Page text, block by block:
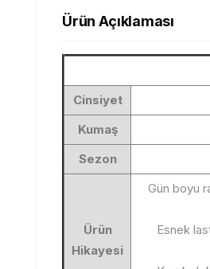
Ürün Açıklaması
Cinsiyet
Kumaş
Sezon
Ürün
Hikayesi
Gün boyu
Esnek